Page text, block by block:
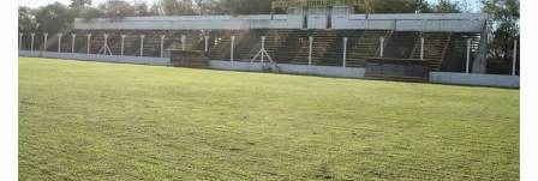
DEPORTES
ESPECTÁCULOS
NACIONALES
REGIONALES